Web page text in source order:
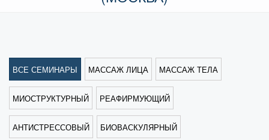
ВСЕ СЕМИНАРЫ МАССАЖ ЛИЦА МАССАЖ ТЕЛА
МИОСТРУКТУРНЫЙ РЕАФИРМУЮЩИЙ
АНТИСТРЕССОВЫЙ БИОВАСКУЛЯРНЫЙ